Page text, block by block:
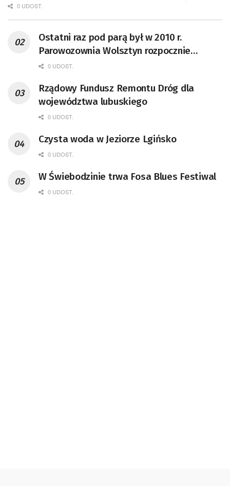
0 UDOST.
Ostatni raz pod parą był w 2010 r.
Parowozownia Wolsztyn rozpocznie
remont unikatowego Tr5-65
0 UDOST.
Rządowy Fundusz Remontu Dróg dla
województwa lubuskiego
0 UDOST.
Czysta woda w Jeziorze Lgińsko
0 UDOST.
W Świebodzinie trwa Fosa Blues Festiwal
0 UDOST.